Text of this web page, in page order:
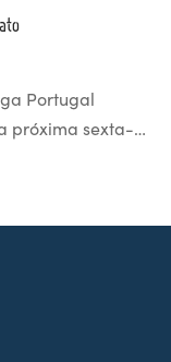
Portugal
próxima sexta-…